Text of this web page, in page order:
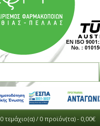
0 τεμάχιο(α) / 0 προϊόν(τα) - 0,00€